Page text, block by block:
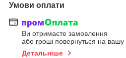
Умови оплати
Ви отримаєте замовлення
або гроші повернуться на вашу
Детальніше